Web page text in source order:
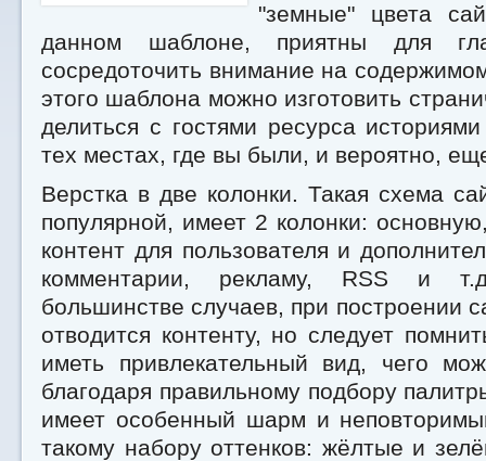
"земные" цвета
данном шаблоне, приятны для
сосредоточить внимание на
этого шаблона можно изготовить
делиться с гостями ресурса
тех местах, где вы были, и вероятно,
Верстка в две колонки. Такая схема
популярной, имеет 2 колонки:
контент для пользователя и
комментарии, рекламу, RSS и
большинстве случаев, при построении
отводится контенту, но следует
иметь привлекательный вид, чего
благодаря правильному подбору
имеет особенный шарм и
такому набору оттенков: жёлтые и